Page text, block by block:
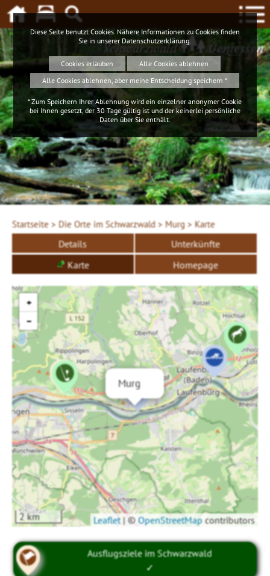
Schwarzwald Geniessen
Gemeinde Murg
Startseite > Die Orte im Schwarzwald > Murg > Karte
Details
Unterkünfte
Karte
Homepage
Murg
+
−
2 km Leaflet |©OpenStreetMapcontributors
Ausflugsziele im Schwarzwald
✓
Diese Seite benutzt Cookies. Nähere Informationen zu Cookies finden
Sie in unserer Datenschutzerklärung.
Cookies erlauben
Alle Cookies ablehnen
Alle Cookies ablehnen, aber meine Entscheidung speichern *
* Zum Speichern Ihrer Ablehnung wird ein einzelner anonymer Cookie
bei Ihnen gesetzt, der 30 Tage gültig ist und der keinerlei persönliche
Daten über Sie enthält.